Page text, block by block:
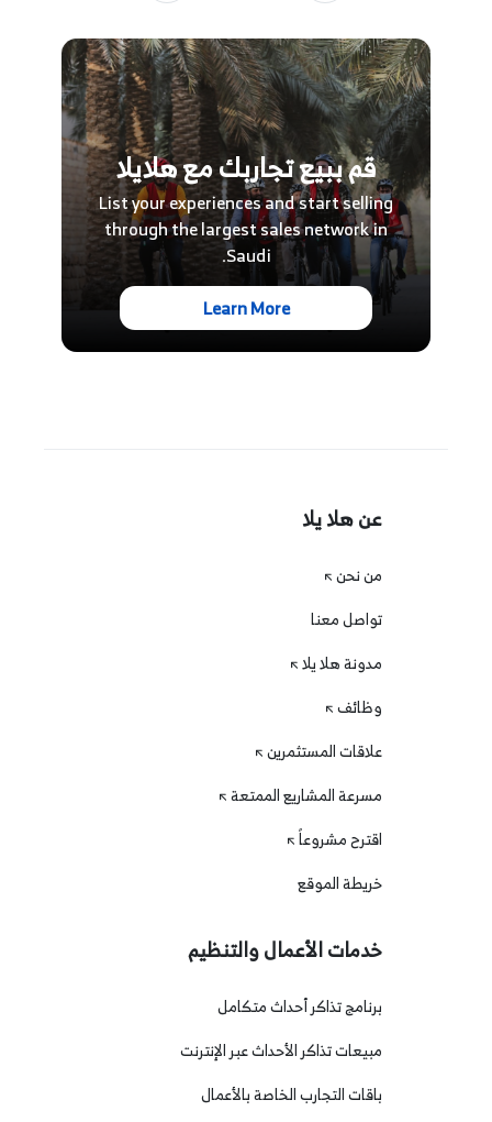
قم ببيع تجاربك مع هلايلا
List your experiences and start selling
through the largest sales network in
Saudi.
Learn More
عن هلا يلا
من نحن
تواصل معنا
مدونة هلا يلا
وظائف
علاقات المستثمرين
مسرعة المشاريع الممتعة
اقترح مشروعاً
خريطة الموقع
خدمات الأعمال والتنظيم
برنامج تذاكر أحداث متكامل
مبيعات تذاكر الأحداث عبر الإنترنت
باقات التجارب الخاصة بالأعمال